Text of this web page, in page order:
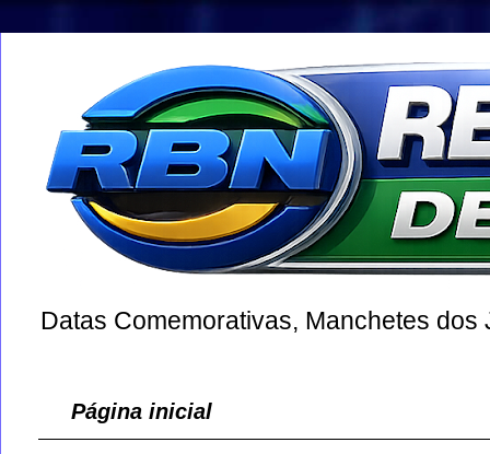
Datas Comemorativas, Manchetes
Página inicial